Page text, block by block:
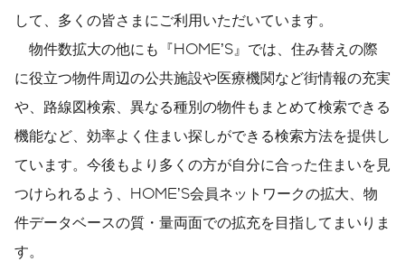
して、多くの皆さまにご利用いただいています。
物件数拡大の他にも『HOME’S』では、住み替えの際
に役立つ物件周辺の公共施設や医療機関など街情報の充実
や、路線図検索、異なる種別の物件もまとめて検索できる
機能など、効率よく住まい探しができる検索方法を提供し
ています。今後もより多くの方が自分に合った住まいを見
つけられるよう、HOME’S会員ネットワークの拡大、物
件データベースの質・量両面での拡充を目指してまいりま
す。